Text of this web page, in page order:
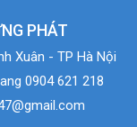
PHÁT
Xuân - TP Hà Nội
0904 621 218